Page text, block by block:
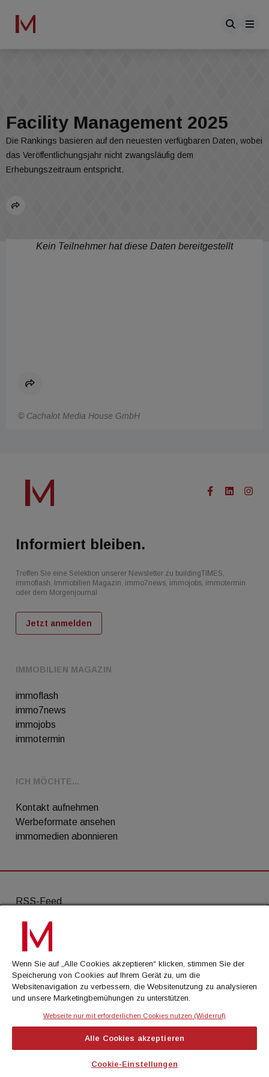
Facility Management 2025
Die Rankings basieren auf den neuesten verfügbaren Daten, wobei
das Veröffentlichungsjahr nicht zwangsläufig dem
Erhebungszeitraum entspricht.
Kein Teilnehmer hat diese Daten bereitgestellt
© Cachalot Media House GmbH
IMMOBILIEN MAGAZIN
immoflash
immo7news
immojobs
immotermin
ICH MÖCHTE...
Kontakt aufnehmen
Werbeformate ansehen
immomedien abonnieren
Informiert bleiben.
Treffen Sie eine Selektion unserer Newsletter zu buildingTIMES,
immoflash, Immobilien Magazin, immo7news, immojobs, immotermin
oder dem Morgenjournal
Jetzt anmelden
© Cachalot Media House GmbH - Alle Rechte
RSS-Feed
AGB
Datenschutz
Kontakt
Impressum
Wenn Sie auf „Alle Cookies akzeptieren“ klicken, stimmen Sie der
Speicherung von Cookies auf Ihrem Gerät zu, um die
Websitenavigation zu verbessern, die Websitenutzung zu analysieren
und unsere Marketingbemühungen zu unterstützen.
Webseite nur mit erforderlichen Cookies nutzen (Widerruf)
Alle Cookies akzeptieren
Cookie-Einstellungen